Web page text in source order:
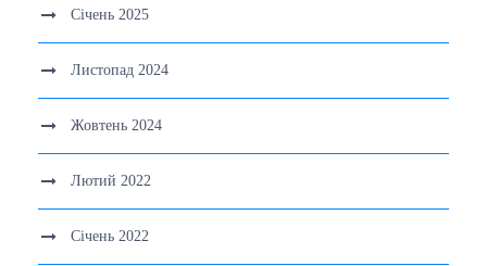
Січень 2025
Листопад 2024
Жовтень 2024
Лютий 2022
Січень 2022